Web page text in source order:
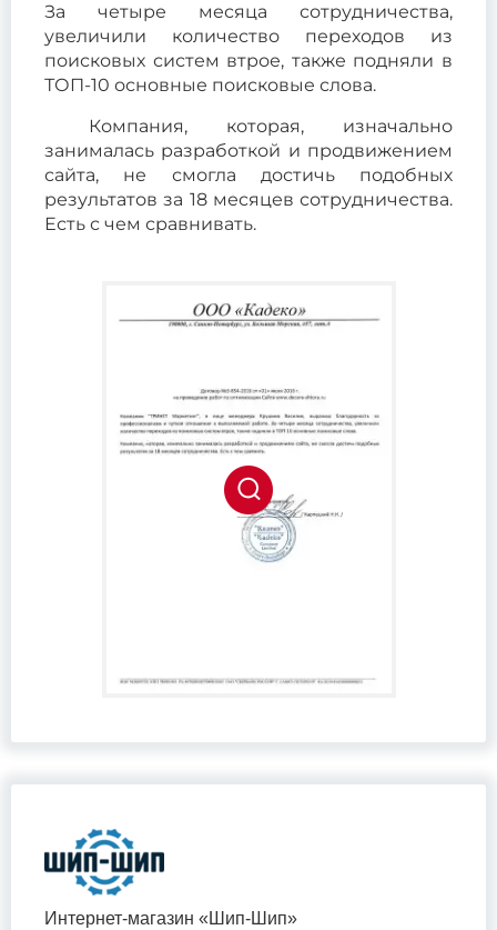
За четыре месяца сотрудничества,
увеличили количество переходов из
поисковых систем втрое, также подняли в
ТОП-10 основные поисковые слова.
Компания, которая, изначально
занималась разработкой и продвижением
сайта, не смогла достичь подобных
результатов за 18 месяцев сотрудничества.
Есть с чем сравнивать.
Интернет-магазин «Шип-Шип»